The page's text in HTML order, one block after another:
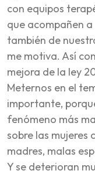
con equipos
que acompañen
también de
me motiva. Así
mejora de la ley
Meternos en el
importante,
fenómeno más
sobre las mujeres
madres, malas
Y se deterioran